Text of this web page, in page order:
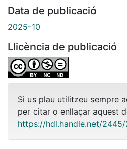
Data de publicació
2025-10
Llicència de publicació
Si us plau utilitzeu sempre
per citar o enllaçar aquest
https://hdl.handle.net/